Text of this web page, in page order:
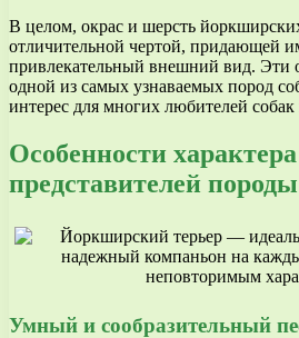
В целом, окрас и шерсть
отличительной чертой, придающей
привлекательный внешний вид. Эти
одной из самых узнаваемых пород
интерес для многих любителей
Особенности
представителей породы
Умный и сообразительный